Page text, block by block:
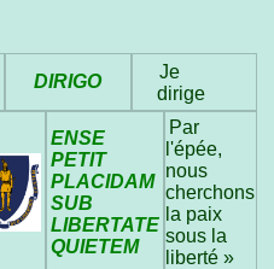
DIRIGO
Je
dirige
ENSE
PETIT
PLACIDAM
SUB
LIBERTATE
QUIETEM
Par
l'épée,
nous
cherchons
la paix
sous la
liberté »